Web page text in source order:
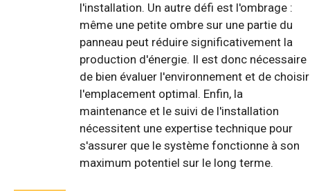
l'installation. Un autre défi est l'ombrage :
même une petite ombre sur une partie du
panneau peut réduire significativement la
production d'énergie. Il est donc nécessaire
de bien évaluer l'environnement et de choisir
l'emplacement optimal. Enfin, la
maintenance et le suivi de l'installation
nécessitent une expertise technique pour
s'assurer que le système fonctionne à son
maximum potentiel sur le long terme.